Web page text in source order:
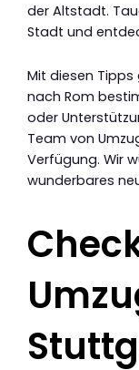
der Altstadt.
Stadt und
Mit diesen
nach Rom
oder
Team von
Verfügung. Wir
wunderbares